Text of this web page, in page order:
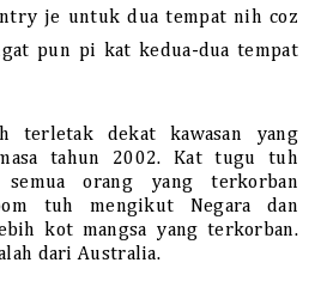
je untuk dua tempat nih coz
pun pi kat kedua-dua tempat
terletak dekat kawasan yang
tahun 2002. Kat tugu tuh
semua orang yang terkorban
tuh mengikut Negara dan
kot mangsa yang terkorban.
dari Australia.